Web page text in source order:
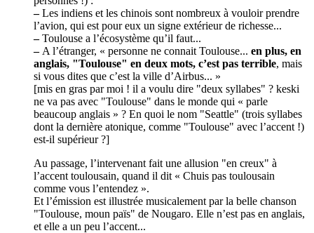
–Les indiens et les chinois sont nombreux à vouloir prendre
l’avion, qui est pour eux un signe extérieur de richesse...
–Toulouse a l’écosystème qu’il faut...
–A l’étranger, « personne ne connait Toulouse... en plus, en
anglais, "Toulouse" en deux mots, c’est pas terrible, mais
si vous dites que c’est la ville d’Airbus... »
[mis en gras par moi ! il a voulu dire "deux syllabes" ? keski
ne va pas avec "Toulouse" dans le monde qui « parle
beaucoup anglais » ? En quoi le nom "Seattle" (trois syllabes
dont la dernière atonique, comme "Toulouse" avec l’accent !)
est-il supérieur ?]
Au passage, l’intervenant fait une allusion "en creux" à
l’accent toulousain, quand il dit « Chuis pas toulousain
comme vous l’entendez ».
Et l’émission est illustrée musicalement par la belle chanson
"Toulouse, moun païs" de Nougaro. Elle n’est pas en anglais,
et elle a un peu l’accent...